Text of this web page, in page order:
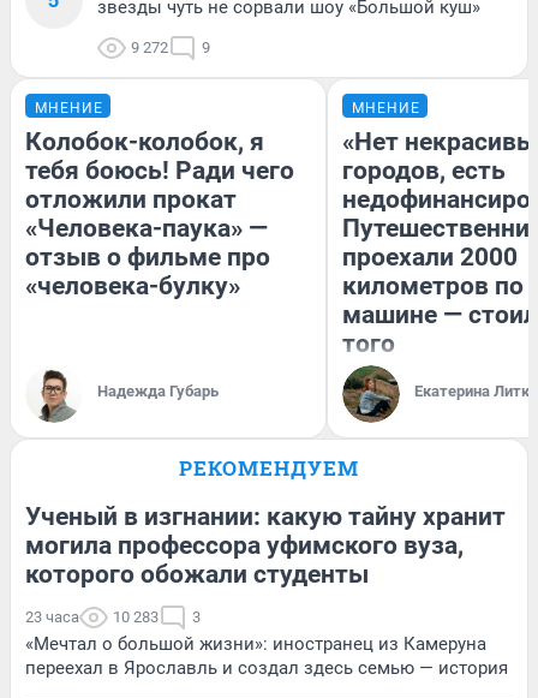
звезды чуть не сорвали шоу «Большой куш»
9 272 9
МНЕНИЕ
Колобок-колобок, я
тебя боюсь! Ради чего
отложили прокат
«Человека-паука» —
отзыв о фильме про
«человека-булку»
Надежда Губарь
МНЕНИЕ
«Нет
городов, есть
проехали 2000
километров по
машине —
того
Екатерина
РЕКОМЕНДУЕМ
Ученый в изгнании: какую тайну хранит
могила профессора уфимского вуза,
которого обожали студенты
23 часа 10 283 3
«Мечтал о большой жизни»: иностранец из Камеруна
переехал в Ярославль и создал здесь семью — история